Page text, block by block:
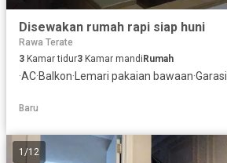
Disewakan rumah rapi siap huni
Rawa Terate
3 Kamar tidur3 Kamar mandiRumah
·AC·Balkon· Lemari pakaian bawaan·Garasi
Baru
1 /12